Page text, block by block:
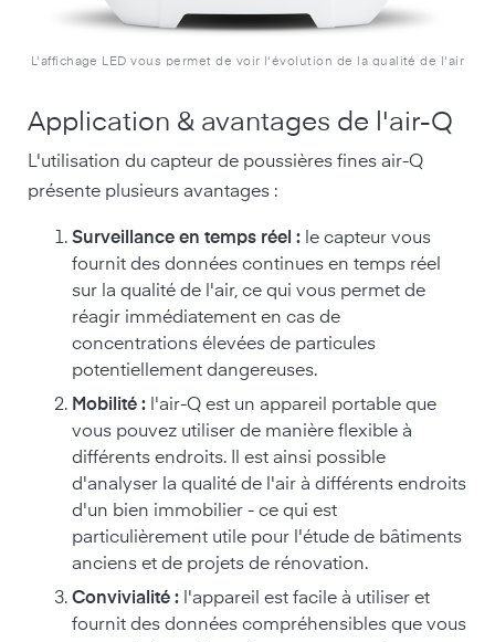
L'affichage LED vous permet de voir l'évolution de la qualité de l'air
Application & avantages de l'air-Q
L'utilisation du capteur de poussières fines air-Q
présente plusieurs avantages :
Surveillance en temps réel : le capteur vous
fournit des données continues en temps réel
sur la qualité de l'air, ce qui vous permet de
réagir immédiatement en cas de
concentrations élevées de particules
potentiellement dangereuses.
Mobilité : l'air-Q est un appareil portable que
vous pouvez utiliser de manière flexible à
différents endroits. Il est ainsi possible
d'analyser la qualité de l'air à différents endroits
d'un bien immobilier - ce qui est
particulièrement utile pour l'étude de bâtiments
anciens et de projets de rénovation.
Convivialité : l'appareil est facile à utiliser et
fournit des données compréhensibles que vous